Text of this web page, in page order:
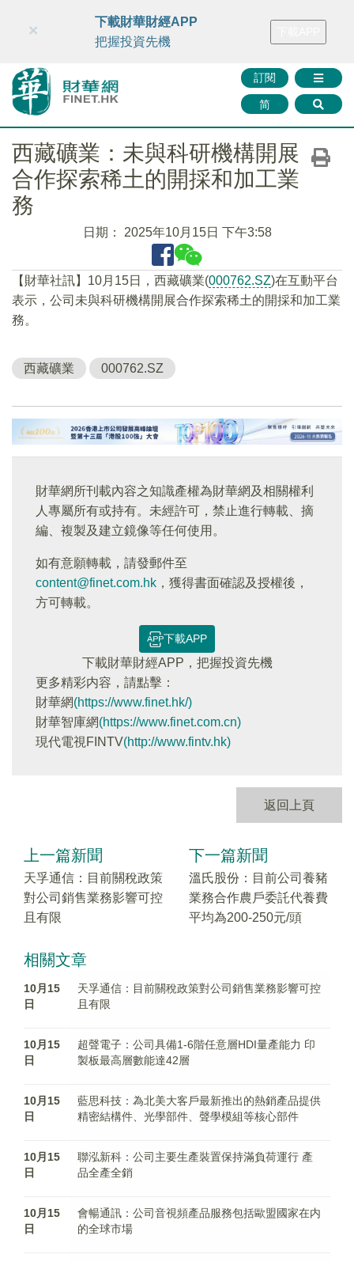
財華智庫網 FINTV FINMETA 財華證券 媒體矩陣
訂閱
简
×
下載財華財經APP
把握投資先機
西藏礦業：未與科研機構開展
合作探索稀土的開採和加工業
務
日期： 2025年10月15日 下午3:58
【財華社訊】10月15日，西藏礦業(000762.SZ)在互動平台
表示，公司未與科研機構開展合作探索稀土的開採和加工業
務。
西藏礦業 000762.SZ
財華網所刊載內容之知識產權為財華網及相關權利
人專屬所有或持有。未經許可，禁止進行轉載、摘
編、複製及建立鏡像等任何使用。
如有意願轉載，請發郵件至
content@finet.com.hk ，獲得書面確認及授權後，
方可轉載。
下載APP
下載財華財經APP，把握投資先機
更多精彩内容，請點擊：
財華網(https://www.finet.hk/)
財華智庫網(https://www.finet.com.cn)
現代電視FINTV(http://www.fintv.hk)
返回上頁
上一篇新聞
天孚通信：目前關稅政策
對公司銷售業務影響可控
且有限
下一篇新聞
溫氏股份：目前公司養豬
業務合作農戶委託代養費
平均為200-250元/頭
相關文章
10月15
日
天孚通信：目前關稅政策對公司銷售業務影響可控
且有限
10月15
日
超聲電子：公司具備1-6階任意層HDI量產能力 印
製板最高層數能達42層
10月15
日
藍思科技：為北美大客戶最新推出的熱銷產品提供
精密結構件、光學部件、聲學模組等核心部件
10月15
日
聯泓新科：公司主要生產裝置保持滿負荷運行 產
品全產全銷
10月15
日
會暢通訊：公司音視頻產品服務包括歐盟國家在内
的全球市場